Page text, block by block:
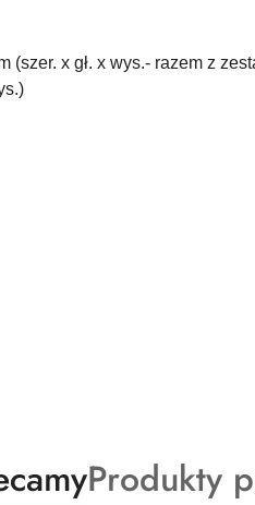
(szer. x gł. x wys.- razem z
Produkty
Produkty